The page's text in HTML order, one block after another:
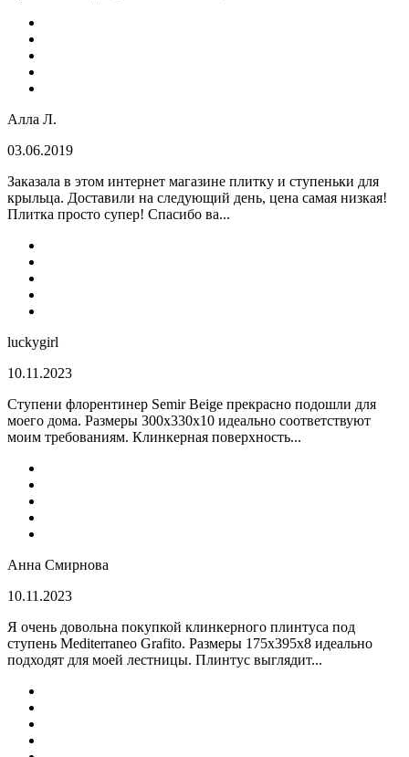
Алла Л.
03.06.2019
Заказала в этом интернет магазине плитку и ступеньки для
крыльца. Доставили на следующий день, цена самая низкая!
Плитка просто супер! Спасибо ва...
luckygirl
10.11.2023
Ступени флорентинер Semir Beige прекрасно подошли для
моего дома. Размеры 300х330х10 идеально соответствуют
моим требованиям. Клинкерная поверхность...
Анна Смирнова
10.11.2023
Я очень довольна покупкой клинкерного плинтуса под
ступень Mediterraneo Grafito. Размеры 175х395х8 идеально
подходят для моей лестницы. Плинтус выглядит...